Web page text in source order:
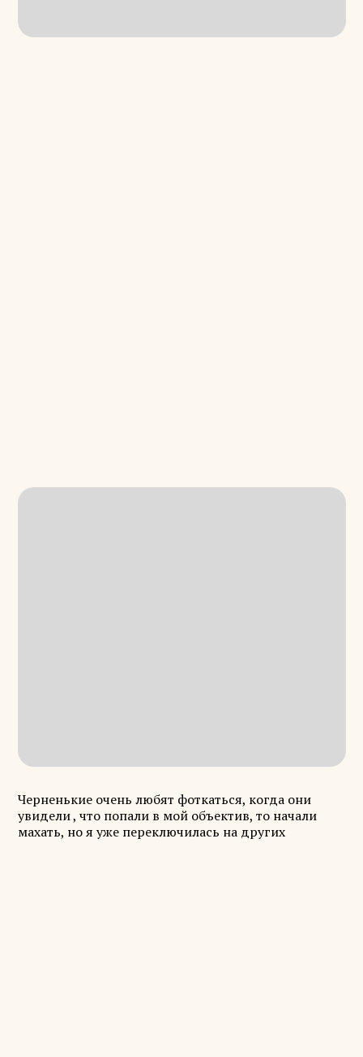
Черненькие очень любят фоткаться, когда они
увидели , что попали в мой объектив, то начали
махать, но я уже переключилась на других